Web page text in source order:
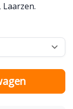
Laarzen.